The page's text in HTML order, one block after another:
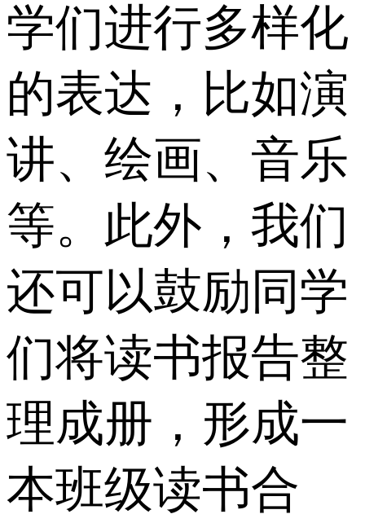
学们进行多样化
的表达，比如演
讲、绘画、音乐
等。此外，我们
还可以鼓励同学
们将读书报告整
理成册，形成一
本班级读书合